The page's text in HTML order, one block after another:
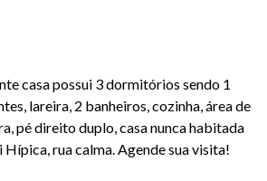
casa possui 3 dormitórios sendo 1
lareira, 2 banheiros, cozinha, área de
pé direito duplo, casa nunca habitada
rua calma. Agende sua visita!